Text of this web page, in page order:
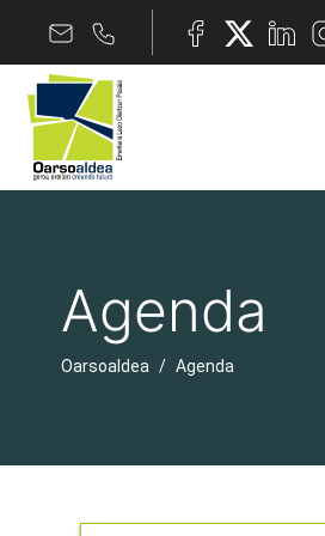
Agenda
Oarsoaldea Agenda